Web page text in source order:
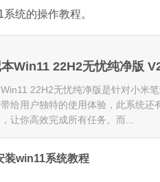
统的操作教程。
Win11 22H2无忧纯净版
22H2无忧纯净版是针对小米笔
给用户独特的使用体验，此系统还
让你高效完成所有任务。而...
win11系统教程